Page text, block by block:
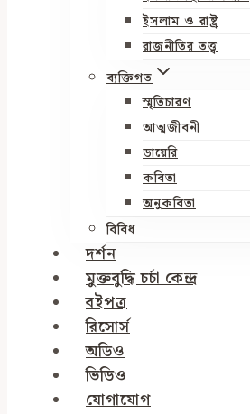
ইসলাম ও রাষ্ট্র
রাজনীতির তত্ত্ব
ব্যক্তিগত
স্মৃতিচারণ
আত্মজীবনী
ডায়েরি
কবিতা
অনুকবিতা
বিবিধ
দর্শন
মুক্তবুদ্ধি চর্চা কেন্দ্র
বইপত্র
রিসোর্স
অডিও
ভিডিও
যোগাযোগ